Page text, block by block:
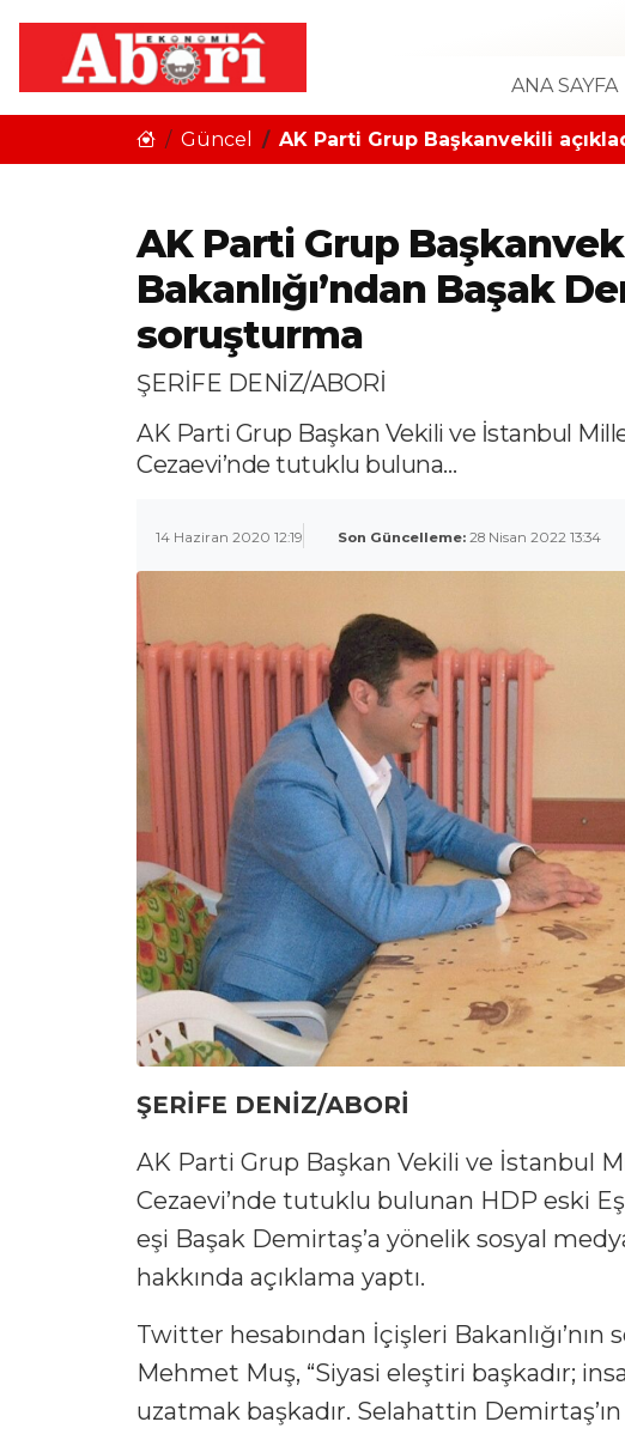
ANA SAYFA
Güncel AK Parti Grup Başkanvekili
AK Parti Grup
Bakanlığı’ndan Başak
soruşturma
ŞERİFE DENİZ/ABORİ
AK Parti Grup Başkan Vekili ve İstanbul
Cezaevi’nde tutuklu buluna…
14 Haziran 2020 12:19 Son Güncelleme: 28 Nisan 2022 13:34
ŞERİFE DENİZ/ABORİ
AK Parti Grup Başkan Vekili ve İstanbul
Cezaevi’nde tutuklu bulunan HDP eski
eşi Başak Demirtaş’a yönelik sosyal
hakkında açıklama yaptı.
Twitter hesabından İçişleri
Mehmet Muş, “Siyasi eleştiri başkadır;
uzatmak başkadır. Selahattin